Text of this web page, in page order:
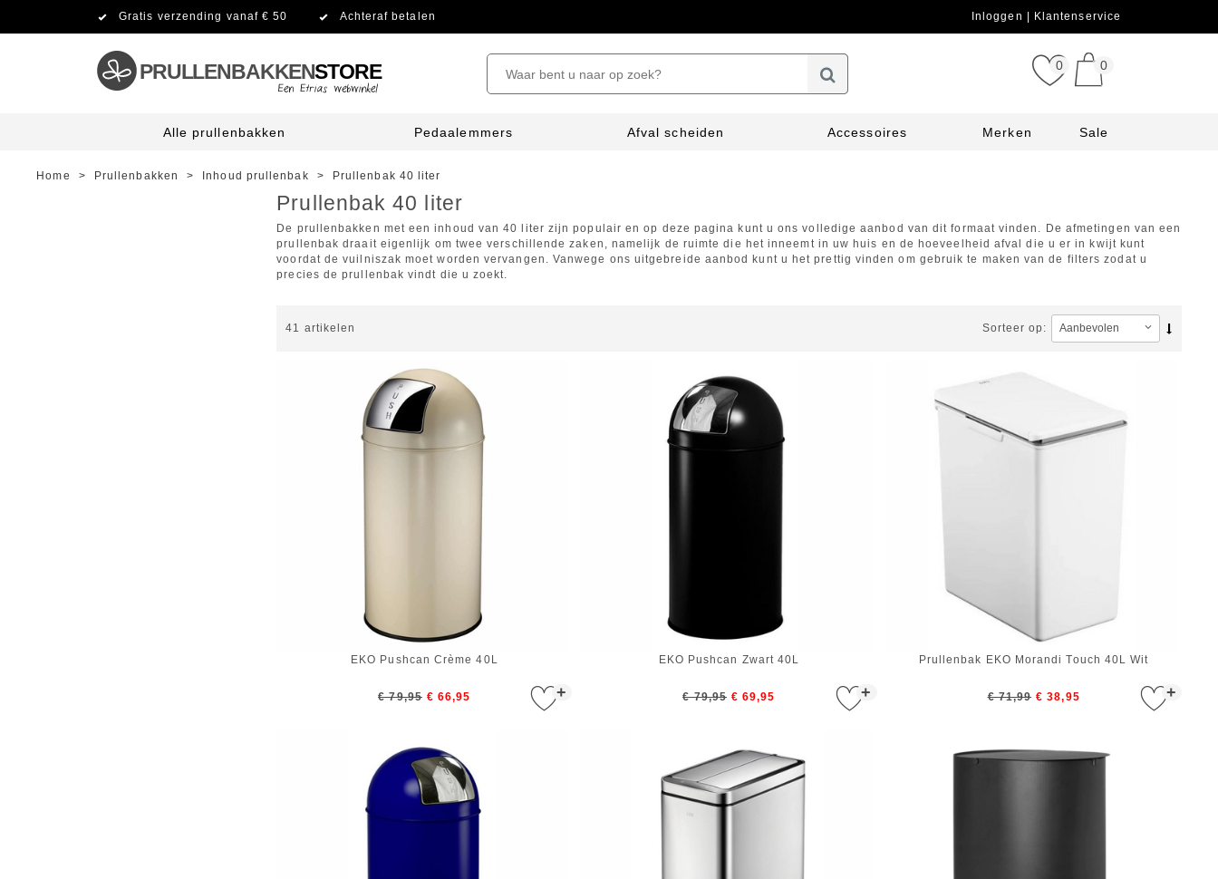
Gratis verzending vanaf € 50 Achteraf betalen Inloggen Klantenservice
PRULLENBAKKENSTORE 0 0
Alle prullenbakken Pedaalemmers Afval scheiden Accessoires Merken Sale
Home > Prullenbakken > Inhoud prullenbak > Prullenbak 40 liter
Prullenbak 40 liter
De prullenbakken met een inhoud van 40 liter zijn populair en op deze pagina kunt u ons volledige aanbod van dit formaat vinden. De afmetingen van een
prullenbak draait eigenlijk om twee verschillende zaken, namelijk de ruimte die het inneemt in uw huis en de hoeveelheid afval die u er in kwijt kunt
voordat de vuilniszak moet worden vervangen. Vanwege ons uitgebreide aanbod kunt u het prettig vinden om gebruik te maken van de filters zodat u
precies de prullenbak vindt die u zoekt.
41 artikelen Sorteer op:
+
EKO Pushcan Crème 40L
€ 79,95 € 66,95 +
EKO Pushcan Zwart 40L
€ 79,95 € 69,95 +
Prullenbak EKO Morandi Touch 40L Wit
€ 71,99 € 38,95